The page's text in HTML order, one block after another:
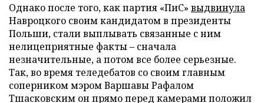
Однако после того, как партия «ПиС» выдвинула
Навроцкого своим кандидатом в президенты
Польши, стали выплывать связанные с ним
нелицеприятные факты – сначала
незначительные, а потом все более серьезные.
Так, во время теледебатов со своим главным
соперником мэром Варшавы Рафалом
Тшасковским он прямо перед камерами положил